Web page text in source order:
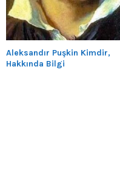
Aleksandır Puşkin Kimdir,
Hakkında Bilgi